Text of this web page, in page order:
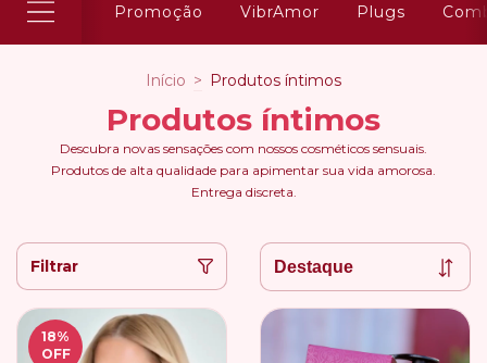
Promoção VibrAmor Plugs
Início > Produtos íntimos
Produtos íntimos
Descubra novas sensações com nossos cosméticos sensuais.
Produtos de alta qualidade para apimentar sua vida amorosa.
Entrega discreta.
Filtrar
18%
OFF